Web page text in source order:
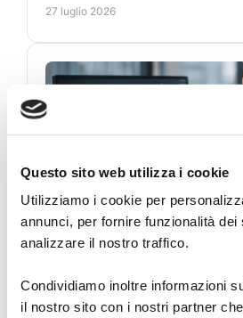
Questo sito web utilizza i cookie
Utilizziamo i cookie per
annunci, per fornire funzionalità dei
analizzare il nostro traffico.
Condividiamo inoltre informazioni
il nostro sito con i nostri partner
27 luglio 2026
Indicatore
segnali